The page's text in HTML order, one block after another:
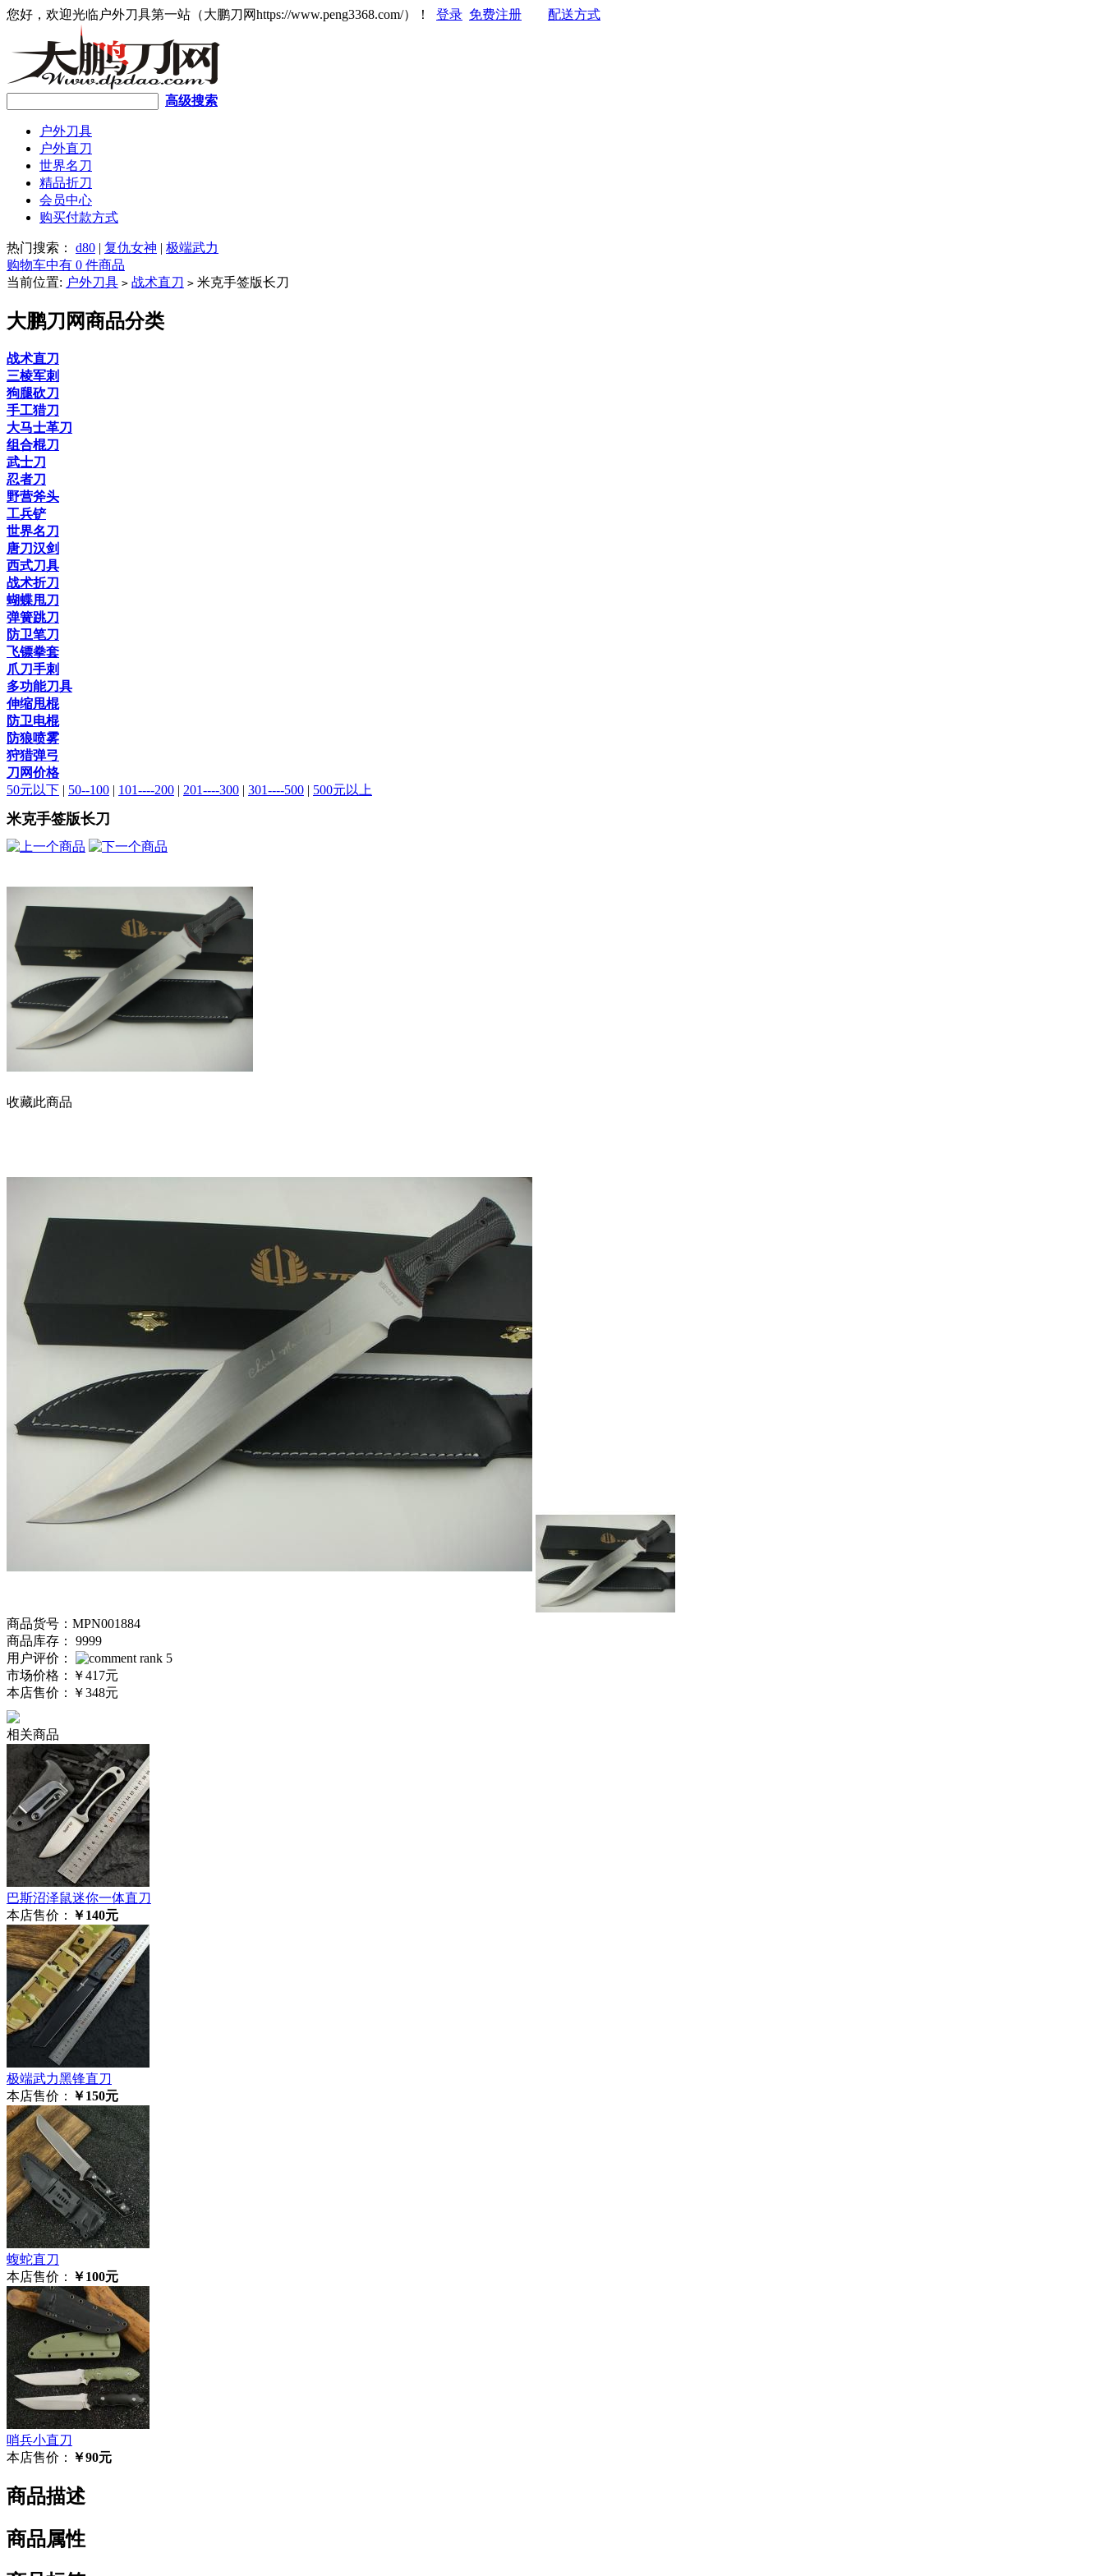
您好，欢迎光临户外刀具第一站（大鹏刀网https://www.peng3368.com/）！ 登录 免费注册 配送方式
高级搜索
户外刀具
户外直刀
世界名刀
精品折刀
会员中心
购买付款方式
热门搜索： d80 | 复仇女神 | 极端武力
购物车中有 0 件商品
当前位置: 户外刀具 > 战术直刀 > 米克手签版长刀
大鹏刀网商品分类
战术直刀
三棱军刺
狗腿砍刀
手工猎刀
大马士革刀
组合棍刀
武士刀
忍者刀
野营斧头
工兵铲
世界名刀
唐刀汉剑
西式刀具
战术折刀
蝴蝶甩刀
弹簧跳刀
防卫笔刀
飞镖拳套
爪刀手刺
多功能刀具
伸缩甩棍
防卫电棍
防狼喷雾
狩猎弹弓
刀网价格
50元以下 | 50--100 | 101----200 | 201----300 | 301----500 | 500元以上
米克手签版长刀
收藏此商品
商品货号：MPN001884
商品库存： 9999
用户评价：
市场价格：
￥417元
本店售价：
￥348元
相关商品
巴斯沼泽鼠迷你一体直刀
本店售价： ￥140元
极‮武端‬力黑锋直刀
本店售价： ￥150元
蝮蛇直刀
本店售价： ￥100元
哨兵小直刀
本店售价： ￥90元
商品描述
商品属性